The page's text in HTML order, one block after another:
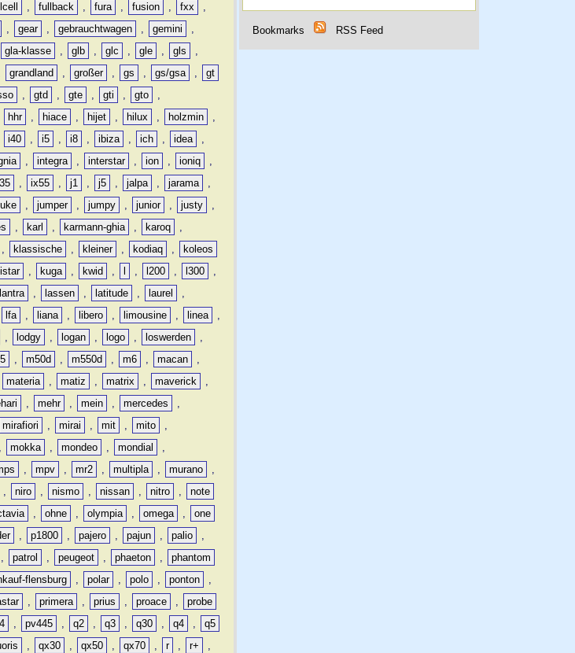
, fullback , fura , fusion , fxx
,
, gear , gebrauchtwagen , gemini
,
gla-klasse , glb , glc , gle , gls
,
grandland , großer , gs , gs/gsa ,
gt
, gtd , gte , gti , gto
,
hhr , hiace , hijet , hilux , holzmin
,
i40 , i5 , i8 , ibiza , ich , idea
,
, integra , interstar , ion , ioniq
,
, ix55 , j1 , j5 , jalpa , jarama
,
, jumper , jumpy , junior , justy
,
, karl , karmann-ghia , karoq
,
, klassische , kleiner , kodiaq ,
koleos
, kuga , kwid , , l200 , l300
,
lantra , lassen , latitude , laurel
,
lfa , liana , libero , limousine , linea
,
, lodgy , logan , logo , loswerden
,
, m50d , m550d , m6 , macan
,
materia , matiz , matrix , maverick
,
, mehr , mein , mercedes
,
mirafiori , mirai , mit , mito
,
, mokka , mondeo , mondial
,
, mpv , mr2 , multipla , murano
,
, niro , nismo , nissan , nitro ,
note
, ohne , olympia , omega ,
one
, p1800 , pajero , pajun , palio
,
, patrol , peugeot , phaeton ,
phantom
flensburg , polar , polo , ponton
,
, primera , prius , proace ,
probe
, pv445 , q2 , q3 , q30 , q4 ,
q5
, qx30 , qx50 , qx70 , r , r+
,
Bookmarks RSS Feed